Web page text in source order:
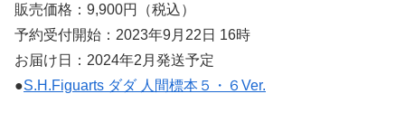
販売価格：9,900円（税込）
予約受付開始：2023年9月22日 16時
お届け日：2024年2月発送予定
●S.H.Figuarts ダダ 人間標本５・６Ver.